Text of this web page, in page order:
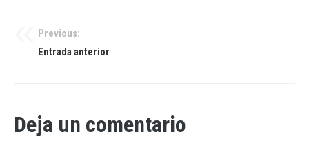
Navegación
Previous:
Entrada anterior
Deja un comentario